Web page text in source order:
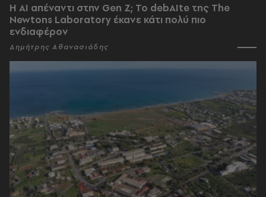
Η AI απέναντι στην Gen Z; Το debAIte της The
Newtons Laboratory έκανε κάτι πολύ πιο
ενδιαφέρον
Δημήτρης Αθανασιάδης